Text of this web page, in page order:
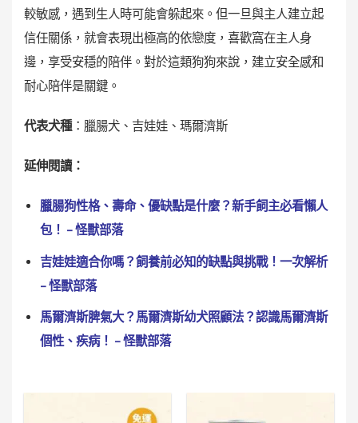
較敏感，遇到生人時可能會躲起來。但一旦與主人建立起
信任關係，就會表現出極高的依戀度，喜歡窩在主人身
邊，享受安穩的陪伴。對於這類狗狗來說，建立安全感和
耐心陪伴是關鍵。
代表犬種：臘腸犬、吉娃娃、瑪爾濟斯
延伸閱讀：
臘腸狗性格、壽命、優缺點是什麼？新手飼主必看懶人
包！ – 怪獸部落
吉娃娃適合你嗎？飼養前必知的缺點與挑戰！一次解析
– 怪獸部落
馬爾濟斯脾氣大？馬爾濟斯幼犬照顧法？認識馬爾濟斯
個性、疾病！ – 怪獸部落